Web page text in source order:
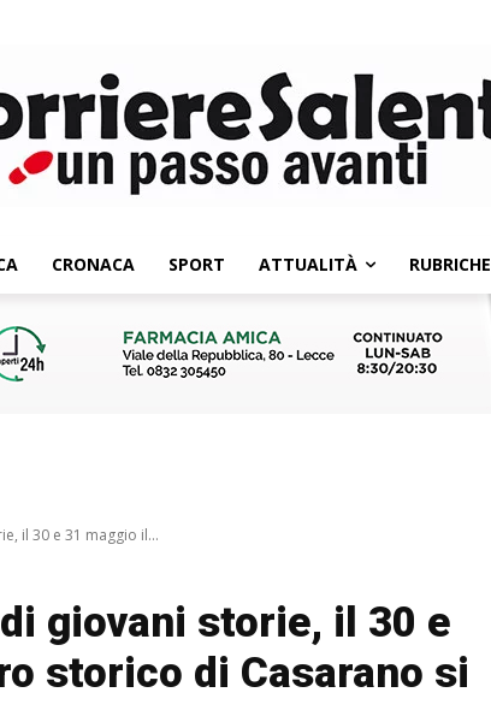
CRONACA SPORT ATTUALITÀ RUBRICHE
il 30 e 31 maggio il...
di giovani storie, il 30 e
storico di Casarano si